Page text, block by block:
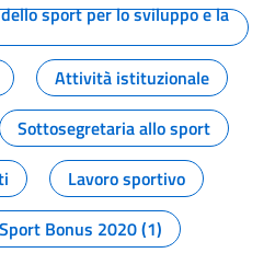
sport per lo sviluppo e la
Attività istituzionale
Sottosegretaria allo sport
Lavoro sportivo
Sport Bonus 2020 (1)